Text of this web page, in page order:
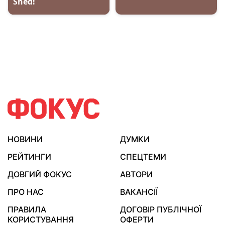
НОВИНИ
ДУМКИ
РЕЙТИНГИ
СПЕЦТЕМИ
ДОВГИЙ ФОКУС
АВТОРИ
ПРО НАС
ВАКАНСІЇ
ПРАВИЛА
КОРИСТУВАННЯ
ДОГОВІР ПУБЛІЧНОЇ
ОФЕРТИ